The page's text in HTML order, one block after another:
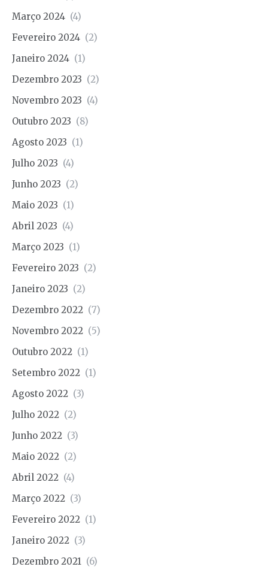
Março 2024 (4)
Fevereiro 2024 (2)
Janeiro 2024 (1)
Dezembro 2023 (2)
Novembro 2023 (4)
Outubro 2023 (8)
Agosto 2023 (1)
Julho 2023 (4)
Junho 2023 (2)
Maio 2023 (1)
Abril 2023 (4)
Março 2023 (1)
Fevereiro 2023 (2)
Janeiro 2023 (2)
Dezembro 2022 (7)
Novembro 2022 (5)
Outubro 2022 (1)
Setembro 2022 (1)
Agosto 2022 (3)
Julho 2022 (2)
Junho 2022 (3)
Maio 2022 (2)
Abril 2022 (4)
Março 2022 (3)
Fevereiro 2022 (1)
Janeiro 2022 (3)
Dezembro 2021 (6)